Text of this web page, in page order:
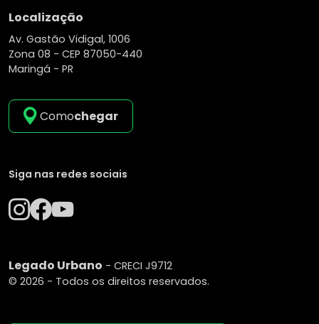
Localização
Av. Gastão Vidigal, 1006
Zona 08 - CEP 87050-440
Maringá - PR
Comochegar
Siga nas redes sociais
Legado Urbano - CRECI J9712
© 2026 - Todos os direitos reservados.